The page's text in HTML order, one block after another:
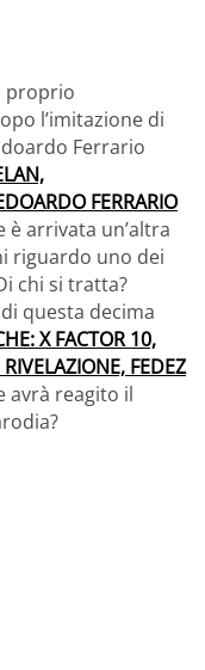
proprio
l’imitazione di
Ferrario
FERRARIO
è arrivata un’altra
riguardo uno dei
chi si tratta?
questa decima
X FACTOR 10,
FEDEZ
avrà reagito il